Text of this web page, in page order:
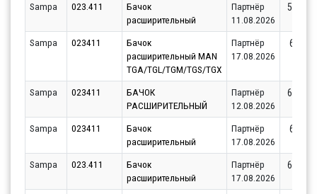
Sampa 023.411
Бачок
расширительный
Партнёр
11.08.2026
Sampa 023411
Бачок
расширительный MAN
TGA/TGL/TGM/TGS/TGX
Партнёр
17.08.2026
6269.6
Sampa 023411
БАЧОК
РАСШИРИТЕЛЬНЫЙ
Партнёр
12.08.2026
Sampa 023411
Бачок
расширительный
Партнёр
17.08.2026
6772.8
Sampa 023.411
Бачок
расширительный
Партнёр
17.08.2026